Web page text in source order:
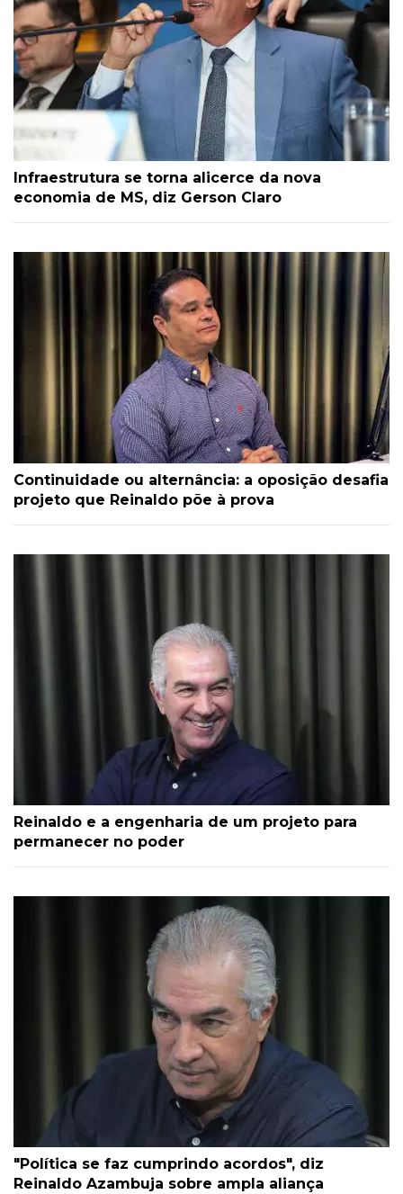
Infraestrutura se torna alicerce da nova
economia de MS, diz Gerson Claro
Continuidade ou alternância: a oposição desafia
projeto que Reinaldo põe à prova
Reinaldo e a engenharia de um projeto para
permanecer no poder
"Política se faz cumprindo acordos", diz
Reinaldo Azambuja sobre ampla aliança